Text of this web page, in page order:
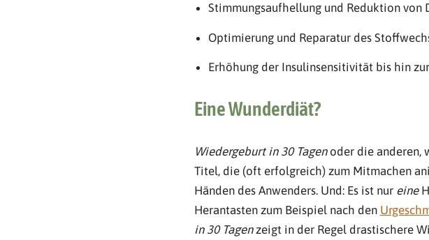
Stimmungsaufhellung und Reduktion von
Optimierung und Reparatur des
Erhöhung der Insulinsensitivität bis hin
Eine Wunderdiät?
Wiedergeburt in 30 Tagenoder die anderen,
Titel, die (oft erfolgreich) zum Mitmachen
Händen des Anwenders. Und: Es ist nur eine
Herantasten zum Beispiel nach den
in 30 Tagenzeigt in der Regel drastischere